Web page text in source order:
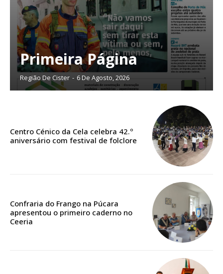
12 meses
Edição em papel entregue à Quinta-feira em sua
casa
Acesso ao conteúdo online
Acesso aos conteúdos Exclusivos para
assinantes
Escolha o plano
DIGITAL ANUAL
16€
Primeira Página
Região De Cister - 6 De Agosto, 2026
Centro Cénico da Cela celebra 42.º
aniversário com festival de folclore
Confraria do Frango na Púcara
apresentou o primeiro caderno no
Ceeria